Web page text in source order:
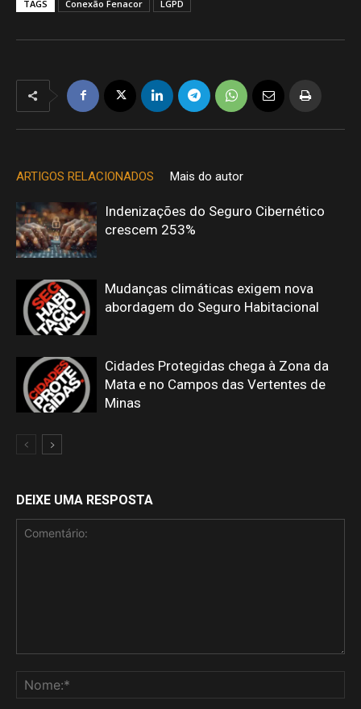
TAGS Conexão Fenacor LGPD
ARTIGOS RELACIONADOS Mais do autor
Indenizações do Seguro Cibernético
crescem 253%
Mudanças climáticas exigem nova
abordagem do Seguro Habitacional
Cidades Protegidas chega à Zona da
Mata e no Campos das Vertentes de
Minas
DEIXE UMA RESPOSTA